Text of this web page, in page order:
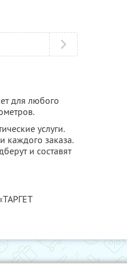
для любого
услуги.
каждого заказа.
и составят